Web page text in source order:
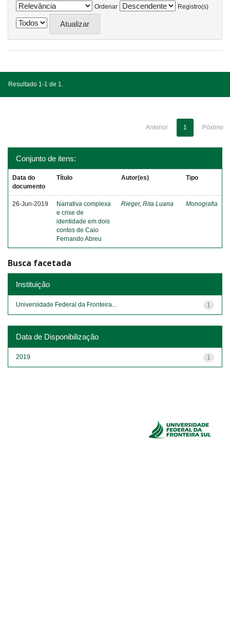
Ordenar
Registro(s)
Resultado 1-1 de 1.
Anterior 1 Póximo
Conjunto de itens:
Data do
documento
Título Autor(es) Tipo
26-Jun-2019
Narrativa complexa
e crise de
identidade em dois
contos de Caio
Fernando Abreu
Rieger, Rita Luana Monografia
Busca facetada
Instituição
1
Universidade Federal da Fronteira...
Data de Disponibilização
1
2019